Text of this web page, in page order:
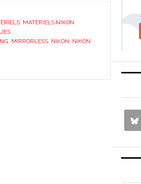
, MATÉRIELS NIKON,
, MIRRORLESS, NIKON, NIKON